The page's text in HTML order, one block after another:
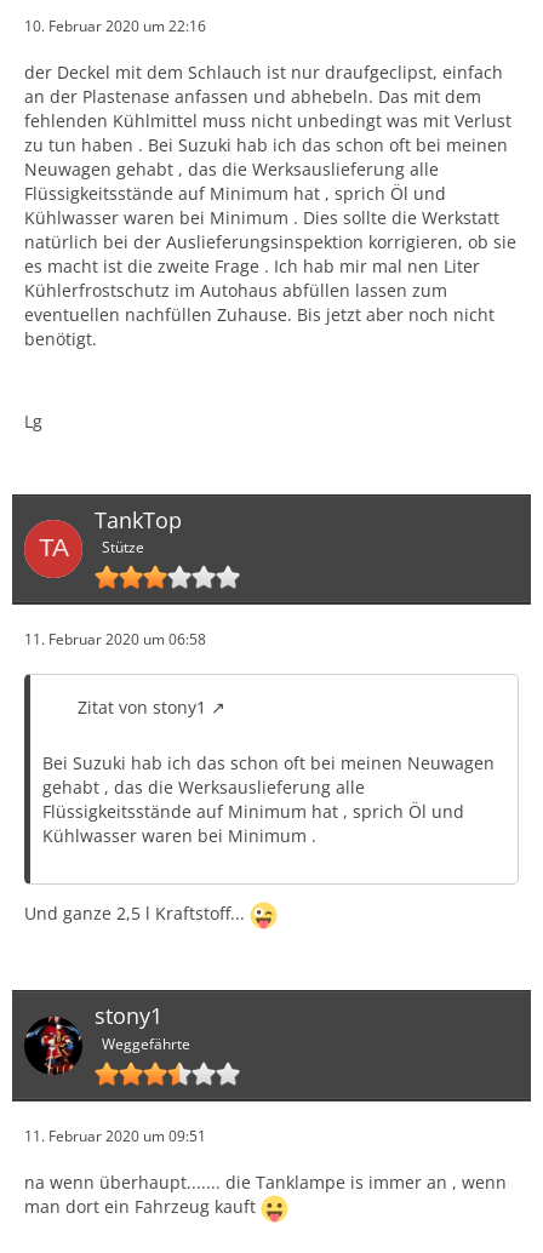
10. Februar 2020 um 22:16
der Deckel mit dem Schlauch ist nur draufgeclipst, einfach
an der Plastenase anfassen und abhebeln. Das mit dem
fehlenden Kühlmittel muss nicht unbedingt was mit Verlust
zu tun haben . Bei Suzuki hab ich das schon oft bei meinen
Neuwagen gehabt , das die Werksauslieferung alle
Flüssigkeitsstände auf Minimum hat , sprich Öl und
Kühlwasser waren bei Minimum . Dies sollte die Werkstatt
natürlich bei der Auslieferungsinspektion korrigieren, ob sie
es macht ist die zweite Frage . Ich hab mir mal nen Liter
Kühlerfrostschutz im Autohaus abfüllen lassen zum
eventuellen nachfüllen Zuhause. Bis jetzt aber noch nicht
benötigt.
Lg
TankTop
Stütze
11. Februar 2020 um 06:58
Zitat von stony1
Bei Suzuki hab ich das schon oft bei meinen Neuwagen
gehabt , das die Werksauslieferung alle
Flüssigkeitsstände auf Minimum hat , sprich Öl und
Kühlwasser waren bei Minimum .
Und ganze 2,5 l Kraftstoff...
stony1
Weggefährte
11. Februar 2020 um 09:51
na wenn überhaupt....... die Tanklampe is immer an , wenn
man dort ein Fahrzeug kauft